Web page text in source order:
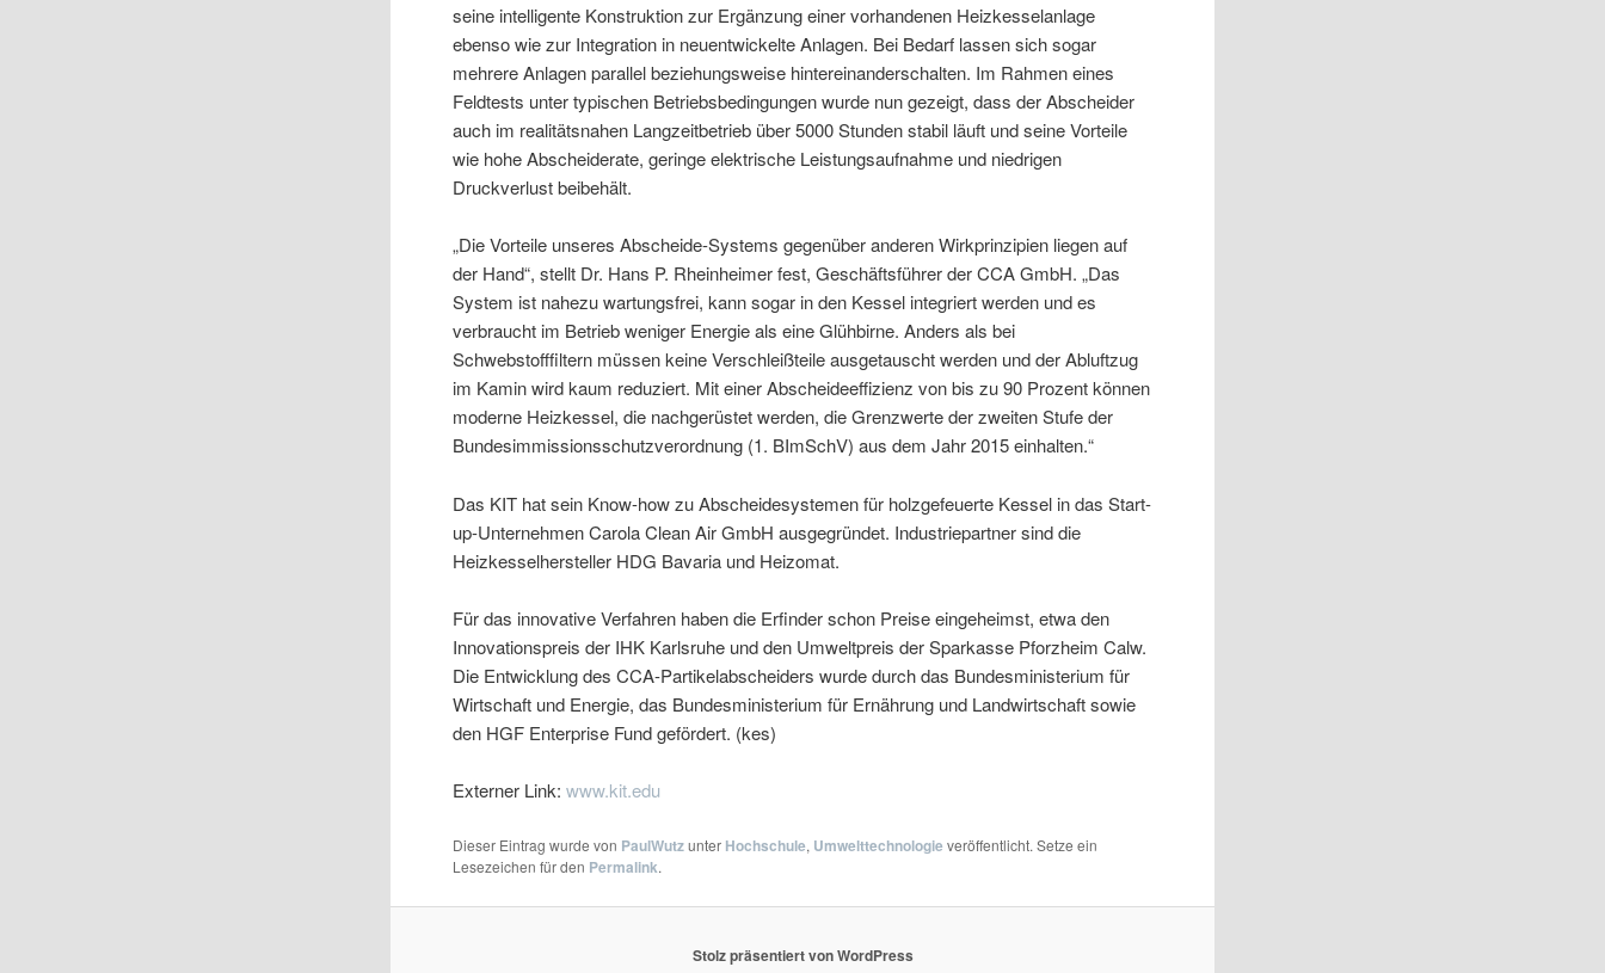
seine intelligente Konstruktion zur Ergänzung einer vorhandenen Heizkesselanlage
ebenso wie zur Integration in neuentwickelte Anlagen. Bei Bedarf lassen sich sogar
mehrere Anlagen parallel beziehungsweise hintereinanderschalten. Im Rahmen eines
Feldtests unter typischen Betriebsbedingungen wurde nun gezeigt, dass der Abscheider
auch im realitätsnahen Langzeitbetrieb über 5000 Stunden stabil läuft und seine Vorteile
wie hohe Abscheiderate, geringe elektrische Leistungsaufnahme und niedrigen
Druckverlust beibehält.
„Die Vorteile unseres Abscheide-Systems gegenüber anderen Wirkprinzipien liegen auf
der Hand“, stellt Dr. Hans P. Rheinheimer fest, Geschäftsführer der CCA GmbH. „Das
System ist nahezu wartungsfrei, kann sogar in den Kessel integriert werden und es
verbraucht im Betrieb weniger Energie als eine Glühbirne. Anders als bei
Schwebstofffiltern müssen keine Verschleißteile ausgetauscht werden und der Abluftzug
im Kamin wird kaum reduziert. Mit einer Abscheideeffizienz von bis zu 90 Prozent können
moderne Heizkessel, die nachgerüstet werden, die Grenzwerte der zweiten Stufe der
Bundesimmissionsschutzverordnung (1. BImSchV) aus dem Jahr 2015 einhalten.“
Das KIT hat sein Know-how zu Abscheidesystemen für holzgefeuerte Kessel in das Start-
up-Unternehmen Carola Clean Air GmbH ausgegründet. Industriepartner sind die
Heizkesselhersteller HDG Bavaria und Heizomat.
Für das innovative Verfahren haben die Erfinder schon Preise eingeheimst, etwa den
Innovationspreis der IHK Karlsruhe und den Umweltpreis der Sparkasse Pforzheim Calw.
Die Entwicklung des CCA-Partikelabscheiders wurde durch das Bundesministerium für
Wirtschaft und Energie, das Bundesministerium für Ernährung und Landwirtschaft sowie
den HGF Enterprise Fund gefördert. (kes)
Externer Link:www.kit.edu
Dieser Eintrag wurde von PaulWutzunter Hochschule, Umwelttechnologie veröffentlicht. Setze ein
Lesezeichen für den Permalink.
Stolz präsentiert von WordPress